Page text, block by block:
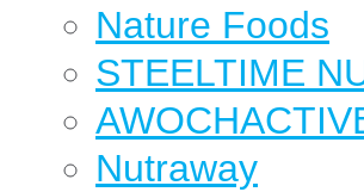
Nature Foods
STEELTIME
Nutraway